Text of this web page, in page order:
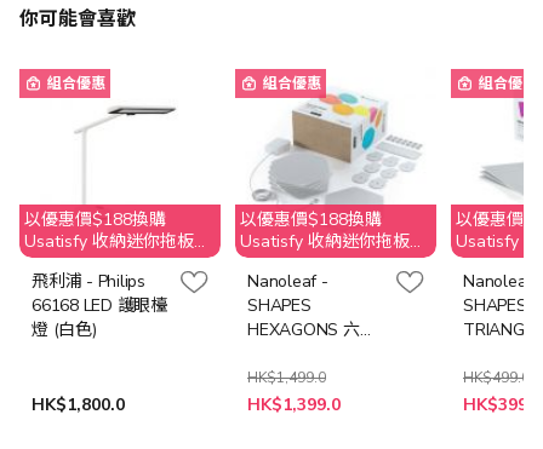
你可能會喜歡
組合優惠
以優惠價$188換購
Usatisfy 收納迷你拖板
(原價$269)
飛利浦 - Philips
66168 LED 護眼檯
燈 (白色)
HK$1,800.0
組合優惠
以優惠價$188換購
Usatisfy 收納迷你拖板
(原價$269)
Nanoleaf -
SHAPES
HEXAGONS 六角
[起始裝][9塊]
HK$1,499.0
特
HK$1,399.0
組合優惠
以優惠價
Usatisfy
(原價$269)
Nanoleaf -
SHAPES
[3塊]
HK$499.0
特
HK$399.0